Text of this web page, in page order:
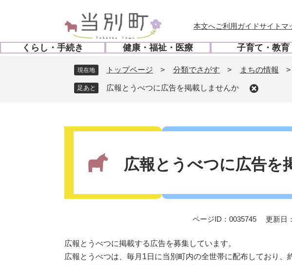
の
先
ー
を
本文へご利用ガイドサイトマ
くらし・手続き
開
健康・福祉・医療
開
く
子育て・教育
開
く
現在地 トップページ > 分類でさがす > まちの情報 >
広報とうべつに広告を掲載しませんか
広報とうべつに広告を
ページID：0035745 更新日
広報とうべつに掲載する広告を募集しています。
広報とうべつは、毎月1日に当別町内の全世帯に配布しており、